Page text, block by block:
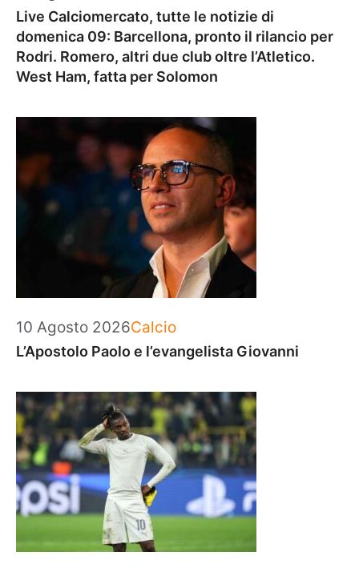
Live Calciomercato, tutte le notizie di
domenica 09: Barcellona, pronto il rilancio per
Rodri. Romero, altri due club oltre l’Atletico.
West Ham, fatta per Solomon
10 Agosto 2026Categorie
Calcio
L’Apostolo Paolo e l’evangelista Giovanni